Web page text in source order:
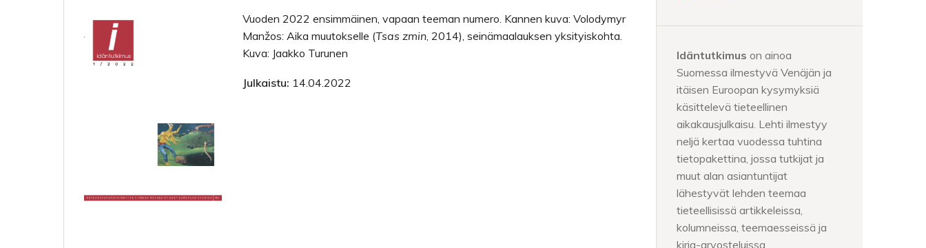
Vuoden 2022 ensimmäinen, vapaan teeman numero. Kannen kuva: Volodymyr
Manžos: Aika muutokselle (Tsas zmin, 2014), seinämaalauksen yksityiskohta.
Kuva: Jaakko Turunen
Julkaistu: 14.04.2022
Idäntutkimus on ainoa
Suomessa ilmestyvä Venäjän ja
itäisen Euroopan kysymyksiä
käsittelevä tieteellinen
aikakausjulkaisu. Lehti ilmestyy
neljä kertaa vuodessa tuhtina
tietopakettina, jossa tutkijat ja
muut alan asiantuntijat
lähestyvät lehden teemaa
tieteellisissä artikkeleissa,
kolumneissa, teemaesseissä ja
kirja-arvosteluissa.